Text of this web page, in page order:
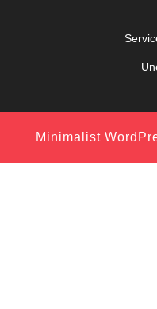
Minimalist